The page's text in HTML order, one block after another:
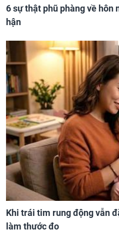
6 sự thật phũ phàng về hôn
hận
Khi trái tim rung động vẫn
làm thước đo